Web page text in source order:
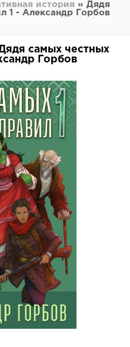
история » Дядя
1 - Александр Горбов
самых честных
Горбов